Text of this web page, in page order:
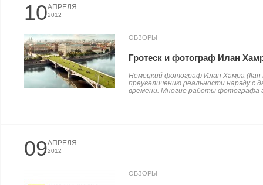
10АПРЕЛЯ
2012
ОБЗОРЫ
Гротеск и фотограф Илан
Немецкий фотограф Илан Хамра (Ilan
преувеличению реальности наряду с
времени. Многие работы фотографа
09АПРЕЛЯ
2012
ОБЗОРЫ